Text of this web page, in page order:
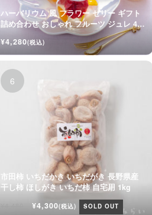
ハーバリウム 風 フラワー ゼリー ギフト
詰め合わせ おしゃれ フルーツ ジュレ 4個
¥4,280(税込)
市田柿 いちだかき いちだがき 長野県産
干し柿 ほしがき いちだ柿 自宅用 1kg
¥4,300(税込) SOLD OUT